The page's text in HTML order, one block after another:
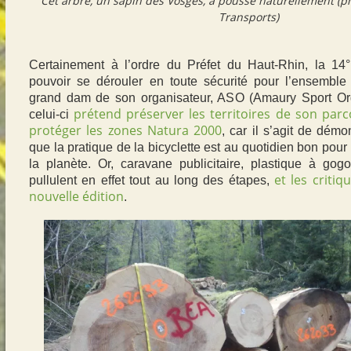
Transports)
Certainement à l’ordre du Préfet du Haut-Rhin, la
pouvoir se dérouler en toute sécurité pour
grand dam de son organisateur, ASO (Amaury Sport
celui-ci prétend préserver les territoires de son
protéger les zones Natura 2000, car il s’agit de
que la pratique de la bicyclette est au quotidien bon
la planète. Or, caravane publicitaire, plastique à
pullulent en effet tout au long des étapes, et les
nouvelle édition.